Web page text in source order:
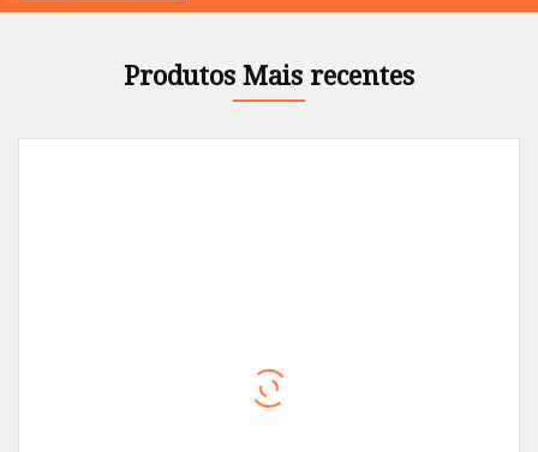
Produtos Mais recentes